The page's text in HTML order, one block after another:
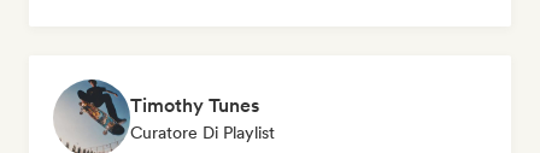
Timothy Tunes
Curatore Di Playlist